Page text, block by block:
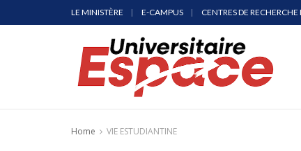
LE MINISTÈRE E-CAMPUS CENTRES DE RECHERCHE
Home VIE ESTUDIANTINE